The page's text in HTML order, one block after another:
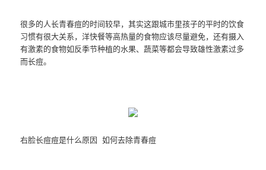
很多的人长青春痘的时间较早，其实这跟城市里孩子的平时的饮食
习惯有很大关系，洋快餐等高热量的食物应该尽量避免，还有摄入
有激素的食物如反季节种植的水果、蔬菜等都会导致雄性激素过多
而长痘。
右脸长痘痘是什么原因 如何去除青春痘